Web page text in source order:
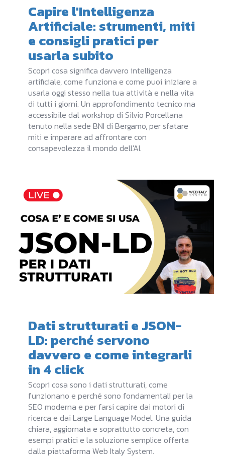
Capire l'Intelligenza
Artificiale: strumenti, miti
e consigli pratici per
usarla subito
Scopri cosa significa davvero intelligenza
artificiale, come funziona e come puoi iniziare a
usarla oggi stesso nella tua attività e nella vita
di tutti i giorni. Un approfondimento tecnico ma
accessibile dal workshop di Silvio Porcellana
tenuto nella sede BNI di Bergamo, per sfatare
miti e imparare ad affrontare con
consapevolezza il mondo dell'AI.
Dati strutturati e JSON-
LD: perché servono
davvero e come integrarli
in 4 click
Scopri cosa sono i dati strutturati, come
funzionano e perché sono fondamentali per la
SEO moderna e per farsi capire dai motori di
ricerca e dai Large Language Model. Una guida
chiara, aggiornata e soprattutto concreta, con
esempi pratici e la soluzione semplice offerta
dalla piattaforma Web Italy System.